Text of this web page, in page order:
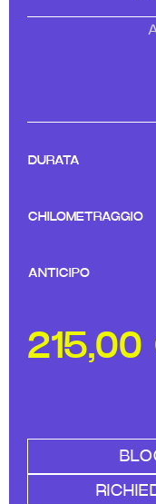
DURATA
CHILOMETRAGGIO
ANTICIPO
215,00